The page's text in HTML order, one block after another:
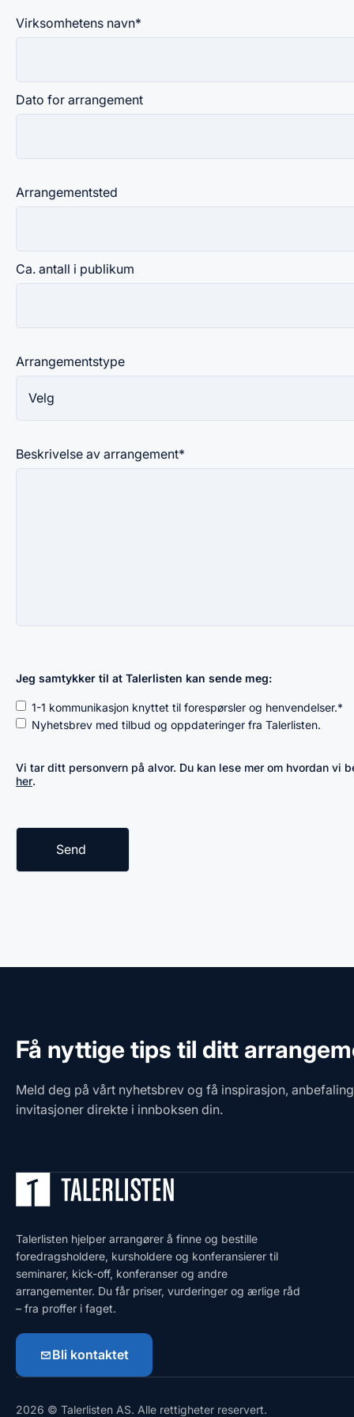
Virksomhetens navn*
Dato for arrangement
Arrangementsted
Ca. antall i publikum
Arrangementstype
Beskrivelse av arrangement*
Jeg samtykker til at Talerlisten kan sende meg:
1-1 kommunikasjon knyttet til forespørsler og henvendelser.*
Nyhetsbrev med tilbud og oppdateringer fra Talerlisten.
Vi tar ditt personvern på alvor. Du kan lese mer om hvordan vi
her.
Få nyttige tips til ditt
Meld deg på vårt nyhetsbrev og få inspirasjon,
invitasjoner direkte i innboksen din.
Talerlisten hjelper arrangører å finne og bestille
foredragsholdere, kursholdere og konferansierer til
seminarer, kick-off, konferanser og andre
arrangementer. Du får priser, vurderinger og ærlige råd
– fra proffer i faget.
Bli kontaktet
2026 © Talerlisten AS. Alle rettigheter reservert.